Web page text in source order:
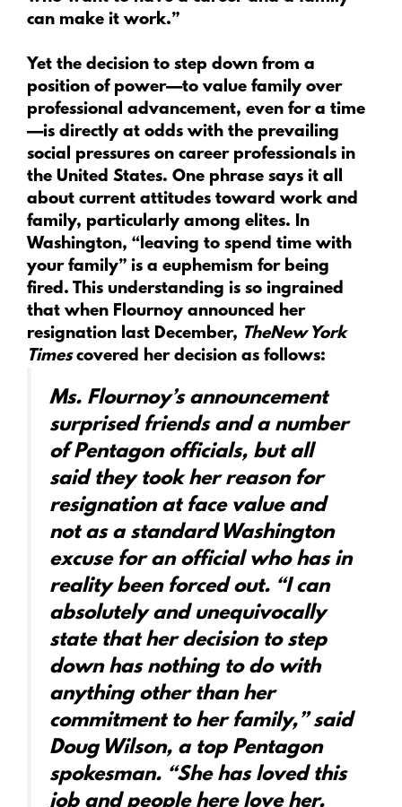
can make it work.”
Yet the decision to step down from a
position of power—to value family over
professional advancement, even for a time
—is directly at odds with the prevailing
social pressures on career professionals in
the United States. One phrase says it all
about current attitudes toward work and
family, particularly among elites. In
Washington, “leaving to spend time with
your family” is a euphemism for being
fired. This understanding is so ingrained
that when Flournoy announced her
resignation last December, TheNew York
Timescovered her decision as follows:
Ms. Flournoy’s announcement
surprised friends and a number
of Pentagon officials, but all
said they took her reason for
resignation at face value and
not as a standard Washington
excuse for an official who has in
reality been forced out. “I can
absolutely and unequivocally
state that her decision to step
down has nothing to do with
anything other than her
commitment to her family,” said
Doug Wilson, a top Pentagon
spokesman. “She has loved this
job and people here love her.